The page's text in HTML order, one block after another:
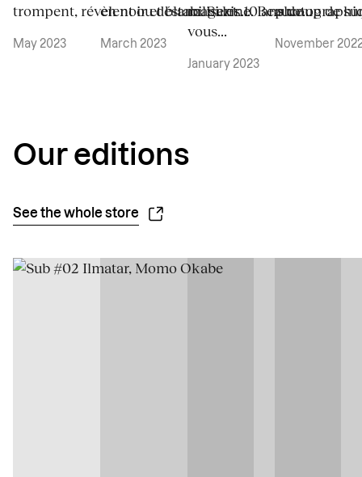
trompent, révèlent ou déstabilisent....
May 2023
en noir et blanc. Si les 10 ans de...
March 2023
magazine. Beaucoup de
vous...
January 2023
November
Our editions
See the whole store